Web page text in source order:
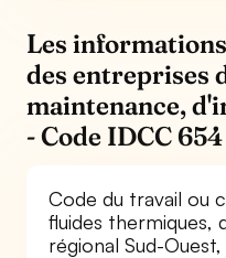
Les
des entreprises
maintenance,
- Code IDCC 654
Code du travail ou
fluides thermiques,
régional Sud-